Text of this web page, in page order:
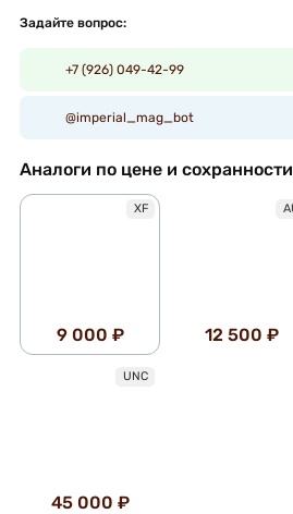
Задайте вопрос:
+7 (926) 049-42-99
@imperial_mag_bot
Аналоги по цене и
XF
9 000 ₽ 12 500 ₽
UNC
45 000 ₽